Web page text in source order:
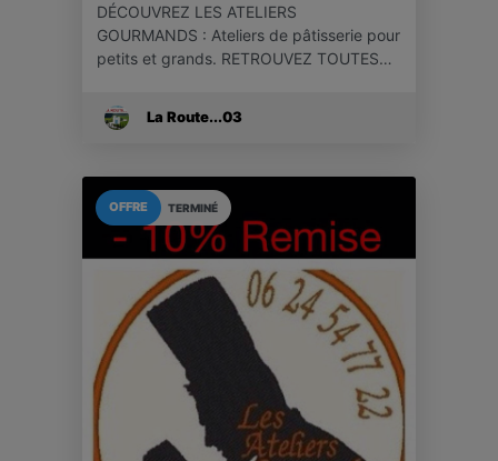
DÉCOUVREZ LES ATELIERS
GOURMANDS : Ateliers de pâtisserie pour
petits et grands. RETROUVEZ TOUTES…
La Route...03
TERMINÉ
OFFRE